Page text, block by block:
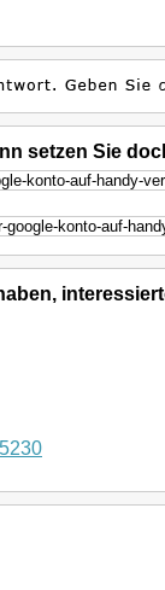
setzen Sie